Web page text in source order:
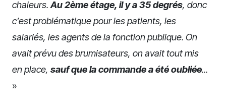
chaleurs. Au 2ème étage, il y a 35 degrés, donc
c’est problématique pour les patients, les
salariés, les agents de la fonction publique. On
avait prévu des brumisateurs, on avait tout mis
en place, sauf que la commande a été oubliée...
»